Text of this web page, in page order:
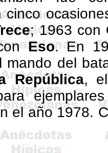
cinco
; 1963 con
Eso.En
mando del
República, el
el año 1978.